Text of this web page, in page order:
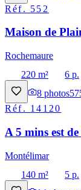
Réf. 552
Maison de
Rochemaure
220 m²
6 p.
8 photos
Réf. 14120
A 5 mins est
Montélimar
140 m²
5 p.